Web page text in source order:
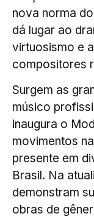
nova norma
dá lugar ao
virtuosismo e
compositores
Surgem as
músico
inaugura o
movimentos
presente em
Brasil. Na
demonstram
obras de